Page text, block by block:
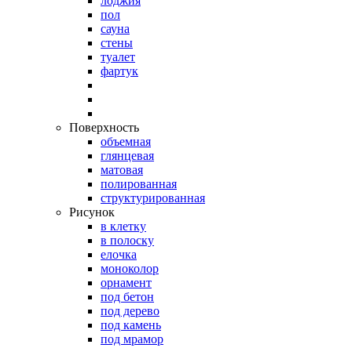
пол
сауна
стены
туалет
фартук
Поверхность
объемная
глянцевая
матовая
полированная
структурированная
Рисунок
в клетку
в полоску
елочка
моноколор
орнамент
под бетон
под дерево
под камень
под мрамор